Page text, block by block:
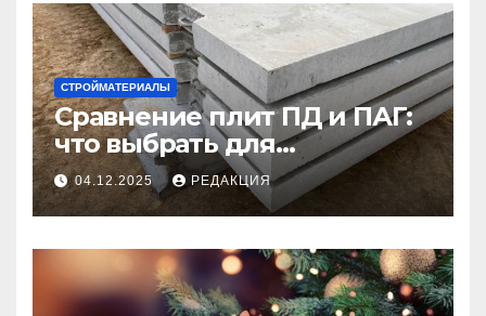
СТРОЙМАТЕРИАЛЫ
Сравнение плит ПД и ПАГ:
что выбрать для
долговечного и прочного
покрытия
04.12.2025 РЕДАКЦИЯ